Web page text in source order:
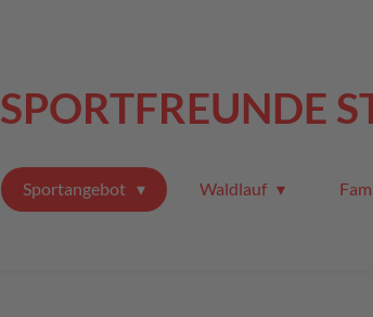
SPORTFREUNDE
Sportangebot Waldlauf